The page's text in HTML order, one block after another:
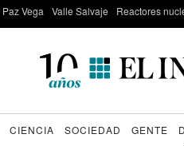
Paz Vega Valle Salvaje Reactores
CIENCIA SOCIEDAD GENTE